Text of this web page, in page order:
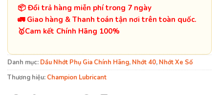
📦 Đổi trả hàng miễn phí trong 7 ngày
🚛 Giao hàng & Thanh toán tận nơi trên toàn quốc.
️🥇Cam kết Chính Hãng 100%
Danh mục: Dầu Nhớt Phụ Gia Chính Hãng, Nhớt 40, Nhớt Xe Số
Thương hiệu: Champion Lubricant